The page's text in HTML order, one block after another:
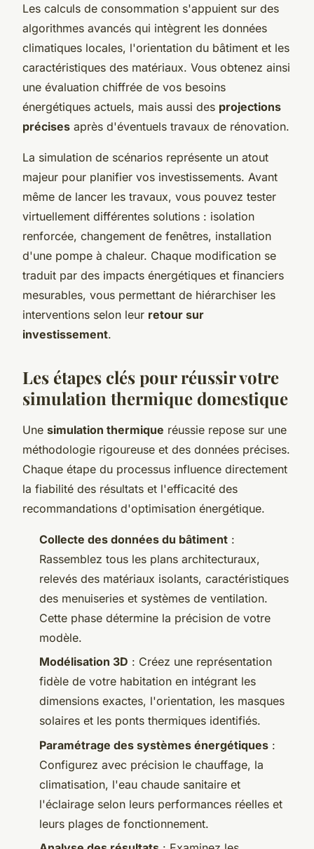
Les calculs de consommation s'appuient sur des
algorithmes avancés qui intègrent les données
climatiques locales, l'orientation du bâtiment et les
caractéristiques des matériaux. Vous obtenez ainsi
une évaluation chiffrée de vos besoins
énergétiques actuels, mais aussi des projections
précises après d'éventuels travaux de rénovation.
La simulation de scénarios représente un atout
majeur pour planifier vos investissements. Avant
même de lancer les travaux, vous pouvez tester
virtuellement différentes solutions : isolation
renforcée, changement de fenêtres, installation
d'une pompe à chaleur. Chaque modification se
traduit par des impacts énergétiques et financiers
mesurables, vous permettant de hiérarchiser les
interventions selon leur retour sur
investissement.
Les étapes clés pour réussir votre
simulation thermique domestique
Une simulation thermique réussie repose sur une
méthodologie rigoureuse et des données précises.
Chaque étape du processus influence directement
la fiabilité des résultats et l'efficacité des
recommandations d'optimisation énergétique.
Collecte des données du bâtiment :
Rassemblez tous les plans architecturaux,
relevés des matériaux isolants, caractéristiques
des menuiseries et systèmes de ventilation.
Cette phase détermine la précision de votre
modèle.
Modélisation 3D : Créez une représentation
fidèle de votre habitation en intégrant les
dimensions exactes, l'orientation, les masques
solaires et les ponts thermiques identifiés.
Paramétrage des systèmes énergétiques :
Configurez avec précision le chauffage, la
climatisation, l'eau chaude sanitaire et
l'éclairage selon leurs performances réelles et
leurs plages de fonctionnement.